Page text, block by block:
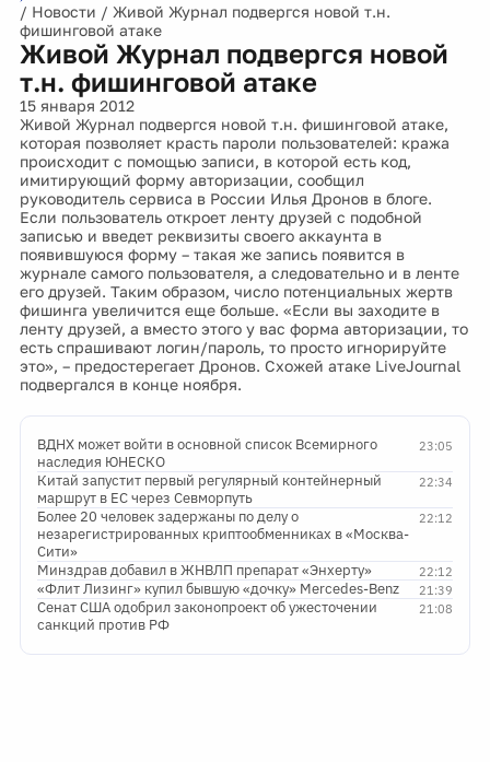
/ Новости / Живой Журнал подвергся новой т.н.
фишинговой атаке
Живой Журнал подвергся новой
т.н. фишинговой атаке
15 января 2012
Живой Журнал подвергся новой т.н. фишинговой атаке,
которая позволяет красть пароли пользователей: кража
происходит с помощью записи, в которой есть код,
имитирующий форму авторизации, сообщил
руководитель сервиса в России Илья Дронов в блоге.
Если пользователь откроет ленту друзей с подобной
записью и введет реквизиты своего аккаунта в
появившуюся форму – такая же запись появится в
журнале самого пользователя, а следовательно и в ленте
его друзей. Таким образом, число потенциальных жертв
фишинга увеличится еще больше. «Если вы заходите в
ленту друзей, а вместо этого у вас форма авторизации, то
есть спрашивают логин/пароль, то просто игнорируйте
это», – предостерегает Дронов. Схожей атаке LiveJournal
подвергался в конце ноября.
23:05
ВДНХ может войти в основной список Всемирного
наследия ЮНЕСКО
22:34
Китай запустит первый регулярный контейнерный
маршрут в ЕС через Севморпуть
22:12
Более 20 человек задержаны по делу о
незарегистрированных криптообменниках в «Москва-
Сити»
22:12
Минздрав добавил в ЖНВЛП препарат «Энхерту»
21:39
«Флит Лизинг» купил бывшую «дочку» Mercedes-Benz
21:08
Сенат США одобрил законопроект об ужесточении
санкций против РФ